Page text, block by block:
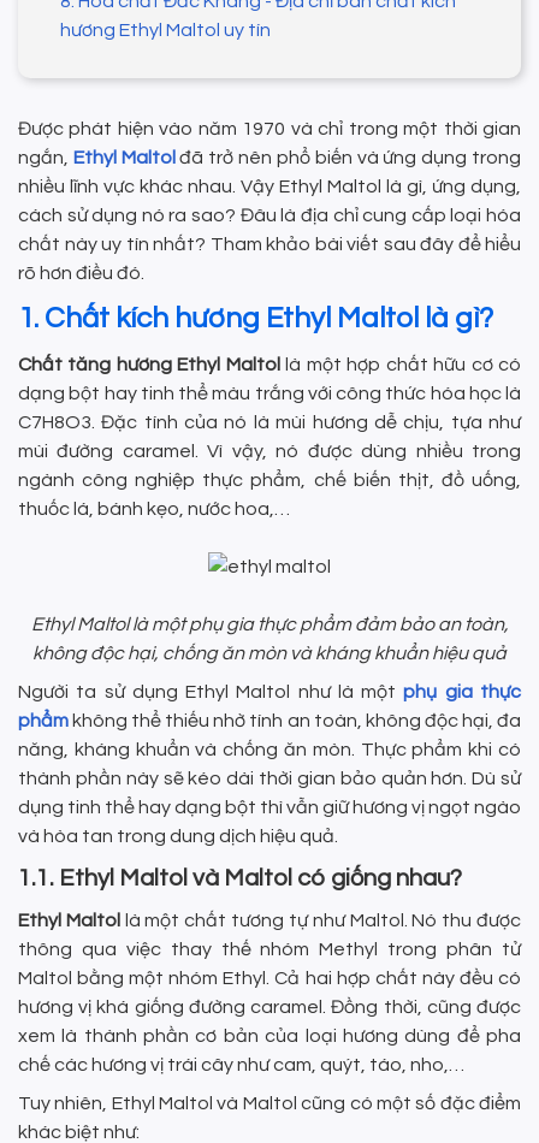
hương Ethyl Maltol uy tín
Được phát hiện vào năm 1970 và chỉ trong một thời gian
ngắn, Ethyl Maltol đã trở nên phổ biến và ứng dụng trong
nhiều lĩnh vực khác nhau. Vậy Ethyl Maltol là gì, ứng dụng,
cách sử dụng nó ra sao? Đâu là địa chỉ cung cấp loại hóa
chất này uy tín nhất? Tham khảo bài viết sau đây để hiểu
rõ hơn điều đó.
1. Chất kích hương Ethyl Maltol là gì?
Chất tăng hương Ethyl Maltol
là một hợp chất hữu cơ có
dạng bột hay tinh thể màu trắng với công thức hóa học là
C7H8O3. Đặc tính của nó là mùi hương dễ chịu, tựa như
mùi đường caramel. Vì vậy, nó được dùng nhiều trong
ngành công nghiệp thực phẩm, chế biến thịt, đồ uống,
thuốc lá, bánh kẹo, nước hoa,…
Ethyl Maltol là một phụ gia thực phẩm đảm bảo an toàn,
không độc hại, chống ăn mòn và kháng khuẩn hiệu quả
Người ta sử dụng Ethyl Maltol như là mộtphụ gia thực
phẩm không thể thiếu nhờ tính an toàn, không độc hại, đa
năng, kháng khuẩn và chống ăn mòn. Thực phẩm khi có
thành phần này sẽ kéo dài thời gian bảo quản hơn. Dù sử
dụng tinh thể hay dạng bột thì vẫn giữ hương vị ngọt ngào
và hòa tan trong dung dịch hiệu quả.
1.1. Ethyl Maltol và Maltol có giống nhau?
Ethyl Maltol
là một chất tương tự như Maltol. Nó thu được
thông qua việc thay thế nhóm Methyl trong phân tử
Maltol bằng một nhóm Ethyl. Cả hai hợp chất này đều có
hương vị khá giống đường caramel. Đồng thời, cũng được
xem là thành phần cơ bản của loại hương dùng để pha
chế các hương vị trái cây như cam, quýt, táo, nho,…
Tuy nhiên, Ethyl Maltol và Maltol cũng có một số đặc điểm
khác biệt như: